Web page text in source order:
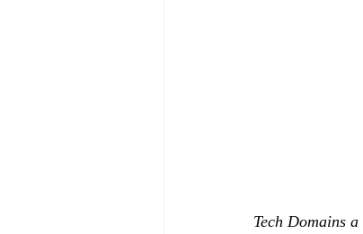
Tech Domains